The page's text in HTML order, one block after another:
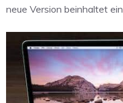
neue Version beinhaltet